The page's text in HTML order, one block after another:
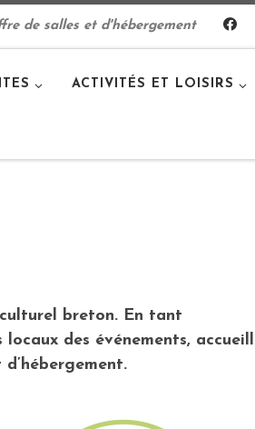
de salles et d'hébergement
ACTIVITÉS ET LOISIRS
breton. En tant
locaux des événements,